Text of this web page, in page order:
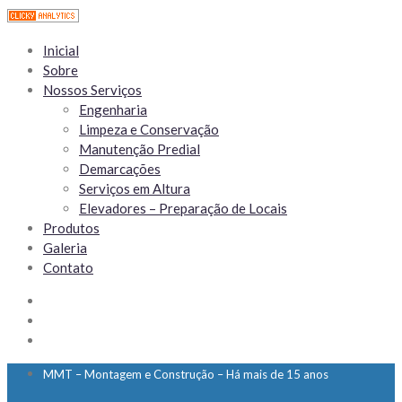
Inicial
Sobre
Nossos Serviços
Engenharia
Limpeza e Conservação
Manutenção Predial
Demarcações
Serviços em Altura
Elevadores – Preparação de Locais
Produtos
Galeria
Contato
MMT – Montagem e Construção – Há mais de 15 anos